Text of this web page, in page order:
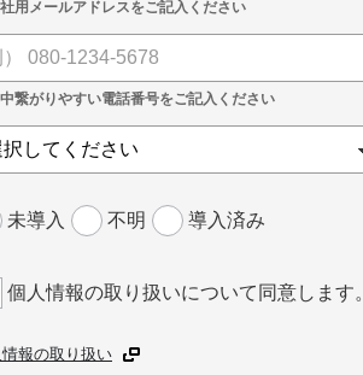
未導入 不明 導入済み
個人情報の取り扱いについて同意します。
報の取り扱い